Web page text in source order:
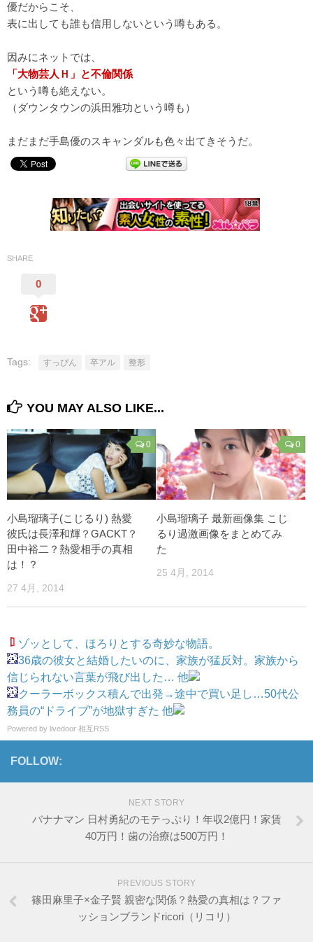
優だからこそ、
表に出しても誰も信用しないという噂もある。
因みにネットでは、
「大物芸人Ｈ」と不倫関係
という噂も絶えない。
（ダウンタウンの浜田雅功という噂も）
まだまだ手島優のスキャンダルも色々出てきそうだ。
SHARE
0
Tags: すっぴん 卒アル 整形
YOU MAY ALSO LIKE...
0
小島瑠璃子(こじるり) 熱愛
彼氏は長澤和輝？GACKT？
田中裕二？熱愛相手の真相
は！？
27 4月, 2014
0
小島瑠璃子 最新画像集 こじ
るり過激画像をまとめてみ
た
25 4月, 2014
ゾッとして、ほろりとする奇妙な物語。
36歳の彼女と結婚したいのに、家族が猛反対。家族から
信じられない言葉が飛び出した… 他
クーラーボックス積んで出発→途中で買い足し…50代公
務員の“ドライブ”が地獄すぎた 他
Powered by livedoor 相互RSS
FOLLOW:
NEXT STORY
バナナマン 日村勇紀のモテっぷり！年収2億円！家賃
40万円！歯の治療は500万円！
PREVIOUS STORY
篠田麻里子×金子賢 親密な関係？熱愛の真相は？ファ
ッションブランドricori（リコリ）